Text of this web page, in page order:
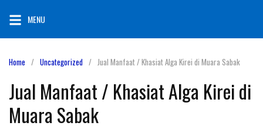
content
MENU
Home Uncategorized Jual Manfaat / Khasiat Alga Kirei di Muara Sabak
Jual Manfaat / Khasiat Alga Kirei di
Muara Sabak